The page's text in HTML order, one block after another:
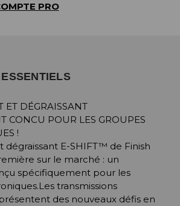
PRO
ET DÉGRAISSANT
CONCU POUR LES GROUPES
!
dégraissant E-SHIFT™ de Finish
sur le marché : un
spécifiquement pour les
transmissions
des nouveaux défis en